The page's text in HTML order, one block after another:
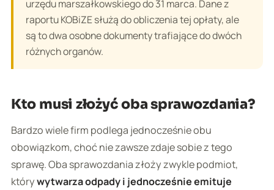
urzędu marszałkowskiego do 31 marca. Dane z
raportu KOBiZE służą do obliczenia tej opłaty, ale
są to dwa osobne dokumenty trafiające do dwóch
różnych organów.
Kto musi złożyć oba sprawozdania?
Bardzo wiele firm podlega jednocześnie obu
obowiązkom, choć nie zawsze zdaje sobie z tego
sprawę. Oba sprawozdania złoży zwykle podmiot,
którywytwarza odpady i jednocześnie emituje